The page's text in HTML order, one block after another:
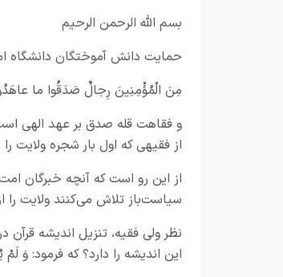
بسم الله الرحمن الرحیم
حمایت دانش آموختگان دانشگاه
مِنَ الْمُؤْمِنِینَ رِجالٌ صَدَقُوا ما
و فقاهت قله صدق بر عهد الهی
از فقیهی که اول بار شجره ولایت
از این رو است که آنچه خبرگان
سیاست‌باز تلاش می‌کنند ولایت را
نظر ولی فقیه، تنزیل اندیشه
این اندیشه را دارد؟ که فرمود: وَ لَمْ